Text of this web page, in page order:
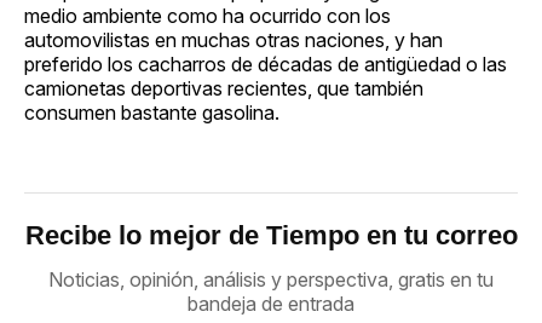
medio ambiente como ha ocurrido con los
automovilistas en muchas otras naciones, y han
preferido los cacharros de décadas de antigüedad o las
camionetas deportivas recientes, que también
consumen bastante gasolina.
Recibe lo mejor de Tiempo en tu correo
Noticias, opinión, análisis y perspectiva, gratis en tu
bandeja de entrada